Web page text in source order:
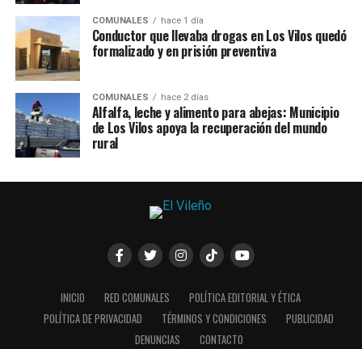
COMUNALES hace 1 día
Conductor que llevaba drogas en Los Vilos quedó
formalizado y en prisión preventiva
COMUNALES hace 2 días
Alfalfa, leche y alimento para abejas: Municipio
de Los Vilos apoya la recuperación del mundo
rural
INICIO RED COMUNALES
POLÍTICA EDITORIAL Y ÉTICA
POLÍTICA DE PRIVACIDAD
TÉRMINOS Y CONDICIONES
PUBLICIDAD
DENUNCIAS
CONTACTO